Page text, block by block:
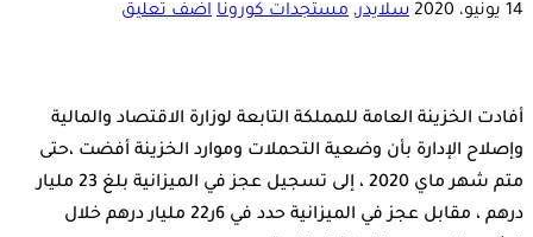
14 يونيو، 2020 سلايدر, مستجدات كورونا اضف تعليق
أفادت الخزينة العامة للمملكة التابعة لوزارة الاقتصاد والمالية
وإصلاح الإدارة بأن وضعية التحملات وموارد الخزينة أفضت ،حتى
متم شهر ماي 2020 ، إلى تسجيل عجز في الميزانية بلغ 23 مليار
درهم ، مقابل عجز في الميزانية حدد في 6ر22 مليار درهم خلال